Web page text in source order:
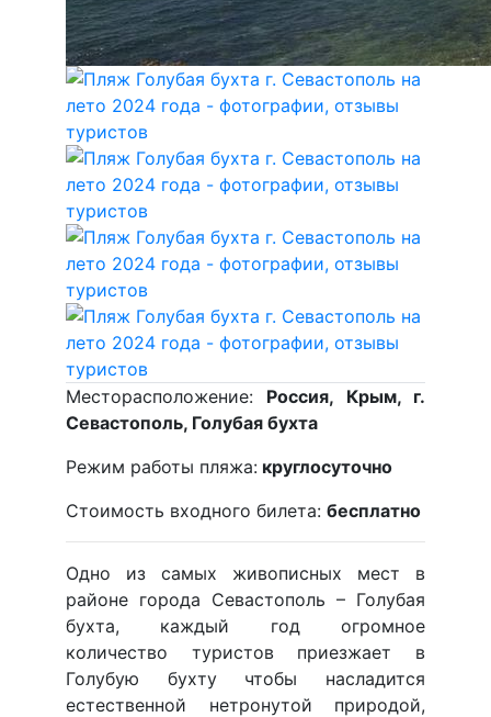
Месторасположение: Россия, Крым, г.
Севастополь, Голубая бухта
Режим работы пляжа: круглосуточно
Стоимость входного билета: бесплатно
Одно из самых живописных мест в
районе города Севастополь – Голубая
бухта, каждый год огромное
количество туристов приезжает в
Голубую бухту чтобы насладится
естественной нетронутой природой,